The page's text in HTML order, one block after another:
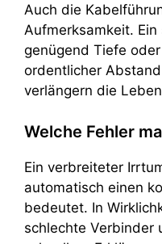
Auch die
Aufmerksamkeit. Ein
genügend Tiefe
ordentlicher
verlängern die
Welche Fehler
Ein verbreiteter
automatisch einen
bedeutet. In
schlechte Verbinder